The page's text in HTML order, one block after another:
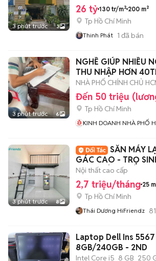
3 phút trước 3
26 tỷ 130 tr/m² 200 m²
Tp Hồ Chí Minh
Thinh Phát 1 đã bán
3 phút trước 6
NGHỀ GIÚP NHIỀU
THU NHẬP HƠN
NHÀ PHỐ CHÍNH CHỦ
Đến 50 triệu
Tp Hồ Chí Minh
KINH DOANH NHÀ PHỐ
3 phút trước 8
SẴN MÁY
GÁC CAO - TRỌ
AEON TÂN PHÚ
Nội thất cao cấp
2,7 triệu/tháng 25
Tp Hồ Chí Minh
Thái Dương HiFriendz 81
Laptop Dell Ins
8GB/240GB - 2ND
Intel Core i5 8 GB 250